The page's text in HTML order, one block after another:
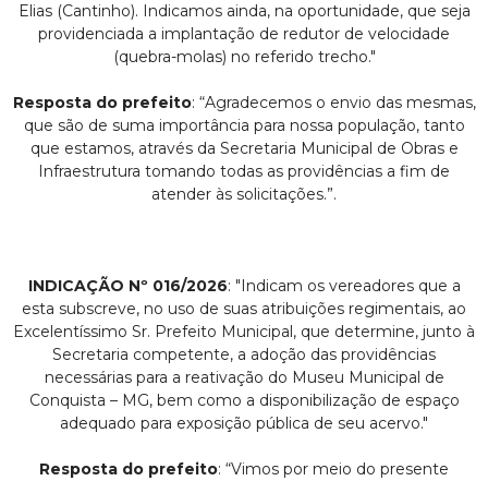
Elias (Cantinho). Indicamos ainda, na oportunidade, que seja
providenciada a implantação de redutor de velocidade
(quebra-molas) no referido trecho."
Resposta do prefeito: “Agradecemos o envio das mesmas,
que são de suma importância para nossa população, tanto
que estamos, através da Secretaria Municipal de Obras e
Infraestrutura tomando todas as providências a fim de
atender às solicitações.”.
INDICAÇÃO Nº 016/2026: "Indicam os vereadores que a
esta subscreve, no uso de suas atribuições regimentais, ao
Excelentíssimo Sr. Prefeito Municipal, que determine, junto à
Secretaria competente, a adoção das providências
necessárias para a reativação do Museu Municipal de
Conquista – MG, bem como a disponibilização de espaço
adequado para exposição pública de seu acervo."
Resposta do prefeito: “Vimos por meio do presente